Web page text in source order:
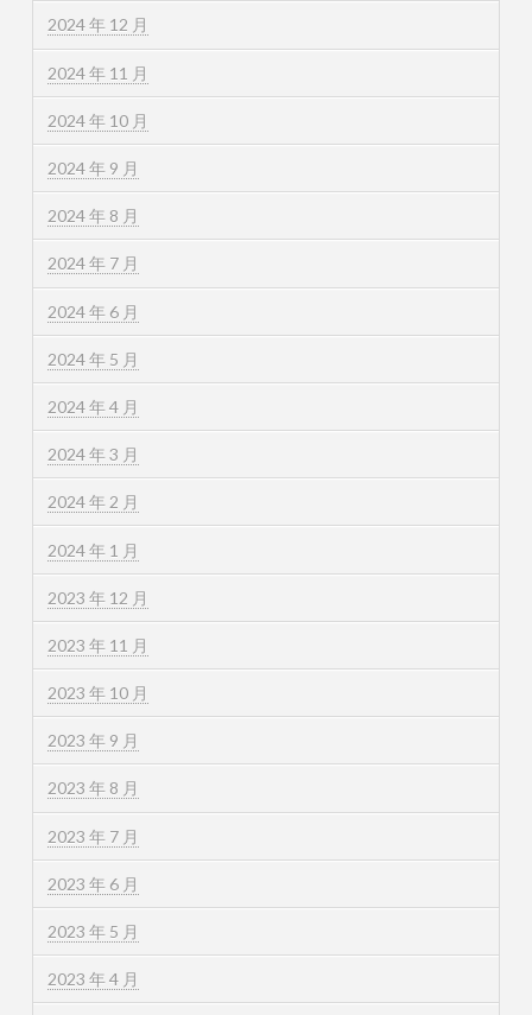
2024 年 12 月
2024 年 11 月
2024 年 10 月
2024 年 9 月
2024 年 8 月
2024 年 7 月
2024 年 6 月
2024 年 5 月
2024 年 4 月
2024 年 3 月
2024 年 2 月
2024 年 1 月
2023 年 12 月
2023 年 11 月
2023 年 10 月
2023 年 9 月
2023 年 8 月
2023 年 7 月
2023 年 6 月
2023 年 5 月
2023 年 4 月